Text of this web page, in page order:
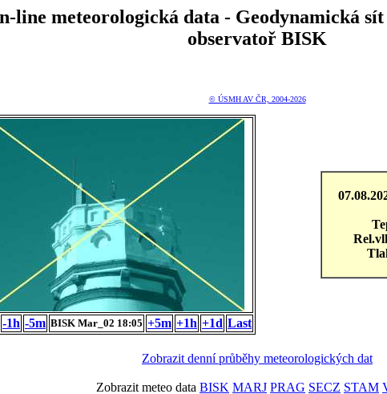
line meteorologická data - Geodynamická
observatoř BISK
© ÚSMH AV ČR, 2004-2026
-1h -5m BISK Mar_02 18:05 +5m +1h +1d Last
Zobrazit denní průběhy meteorologických dat
Zobrazit meteo data BISK MARJ PRAG SECZ STAM